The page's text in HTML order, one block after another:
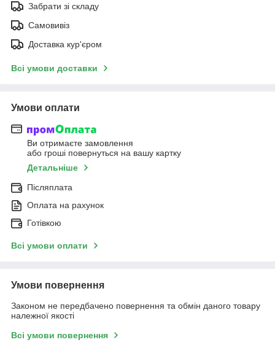
Забрати зі складу
Самовивіз
Доставка кур'єром
Всі умови доставки
Умови оплати
Ви отримаєте замовлення
або гроші повернуться на вашу картку
Детальніше
Післяплата
Оплата на рахунок
Готівкою
Всі умови оплати
Умови повернення
Законом не передбачено повернення та обмін даного товару
належної якості
Всі умови повернення